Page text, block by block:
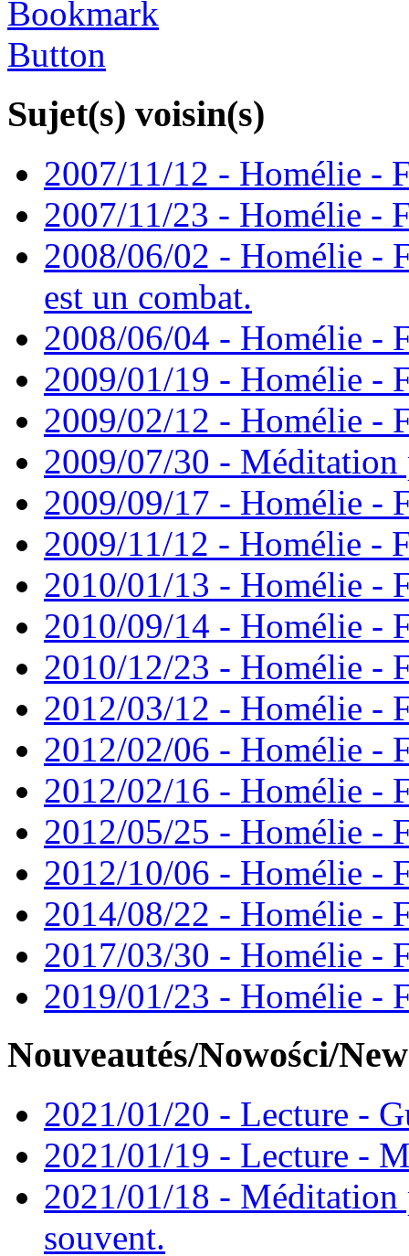
Sujet(s) voisin(s)
2007/11/12 - Homélie -
2007/11/23 - Homélie -
2008/06/02 - Homélie -
est un combat.
2008/06/04 - Homélie -
2009/01/19 - Homélie -
2009/02/12 - Homélie -
2009/07/30 - Méditation
2009/09/17 - Homélie -
2009/11/12 - Homélie -
2010/01/13 - Homélie -
2010/09/14 - Homélie -
2010/12/23 - Homélie -
2012/03/12 - Homélie -
2012/02/06 - Homélie -
2012/02/16 - Homélie -
2012/05/25 - Homélie -
2012/10/06 - Homélie -
2014/08/22 - Homélie -
2017/03/30 - Homélie -
2019/01/23 - Homélie -
Nouveautés/Nowości/
2021/01/20 - Lecture -
2021/01/19 - Lecture -
2021/01/18 - Méditation
souvent.